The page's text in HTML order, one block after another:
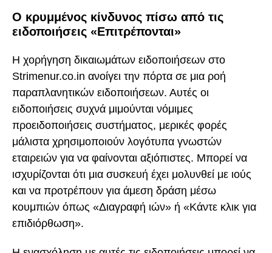
Ο κρυμμένος κίνδυνος πίσω από τις
ειδοποιήσεις «Επιτρέπονται»
Η χορήγηση δικαιωμάτων ειδοποιήσεων στο
Strimenur.co.in ανοίγει την πόρτα σε μια ροή
παραπλανητικών ειδοποιήσεων. Αυτές οι
ειδοποιήσεις συχνά μιμούνται νόμιμες
προειδοποιήσεις συστήματος, μερικές φορές
μάλιστα χρησιμοποιούν λογότυπα γνωστών
εταιρειών για να φαίνονται αξιόπιστες. Μπορεί να
ισχυρίζονται ότι μια συσκευή έχει μολυνθεί με ιούς
και να προτρέπουν για άμεση δράση μέσω
κουμπιών όπως «Διαγραφή ιών» ή «Κάντε κλικ για
επιδιόρθωση».